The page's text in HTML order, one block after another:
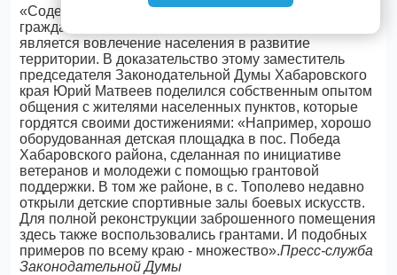
«Содействие развитию институтов и инициатив
гражданского общества в Хабаровском крае»
является вовлечение населения в развитие
территории. В доказательство этому заместитель
председателя Законодательной Думы Хабаровского
края Юрий Матвеев поделился собственным опытом
общения с жителями населенных пунктов, которые
гордятся своими достижениями: «Например, хорошо
оборудованная детская площадка в пос. Победа
Хабаровского района, сделанная по инициативе
ветеранов и молодежи с помощью грантовой
поддержки. В том же районе, в с. Тополево недавно
открыли детские спортивные залы боевых искусств.
Для полной реконструкции заброшенного помещения
здесь также воспользовались грантами. И подобных
примеров по всему краю - множество».Пресс-служба
Законодательной Думы